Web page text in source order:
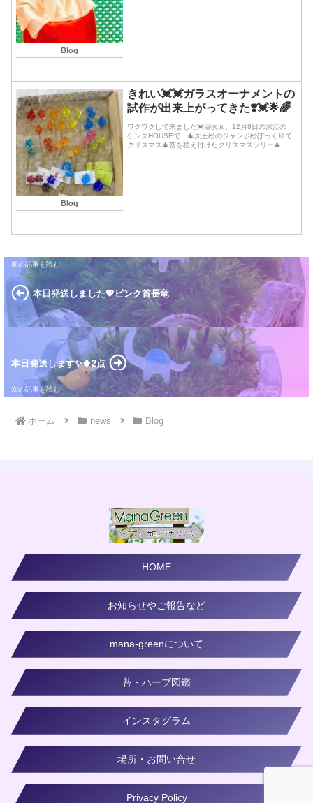
Blog
Blog
きれい💓💓ガラスオーナメントの
試作が出来上がってきた❣️💓🌟🌈
ワクワクして来ました💓😃次回、12月8日の深江の
ゲンズHOUSEで、🎄大王松のジャンボ松ぼっくりで
クリスマス🎄苔を植え付けたクリスマスツリー🎄苔
本日発送しました💖ピンク首長竜
本日発送します✨🍀2点
ホーム news Blog
HOME
お知らせやご報告など
mana-greenについて
苔・ハーブ図鑑
インスタグラム
場所・お問い合せ
Privacy Policy